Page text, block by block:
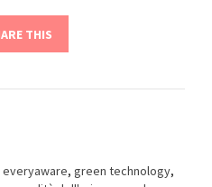
THIS
everyaware, green technology,